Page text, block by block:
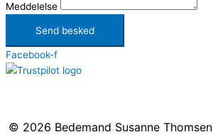
Meddelelse
Send besked
Facebook-f
© 2026 Bedemand Susanne Thomsen